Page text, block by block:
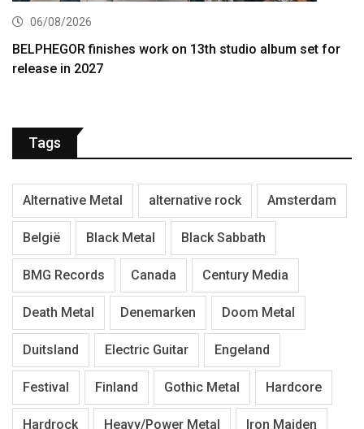
06/08/2026
BELPHEGOR finishes work on 13th studio album set for
release in 2027
Tags
Alternative Metal alternative rock Amsterdam
België Black Metal Black Sabbath
BMG Records Canada Century Media
Death Metal Denemarken Doom Metal
Duitsland Electric Guitar Engeland
Festival Finland Gothic Metal Hardcore
Hardrock Heavy/Power Metal Iron Maiden